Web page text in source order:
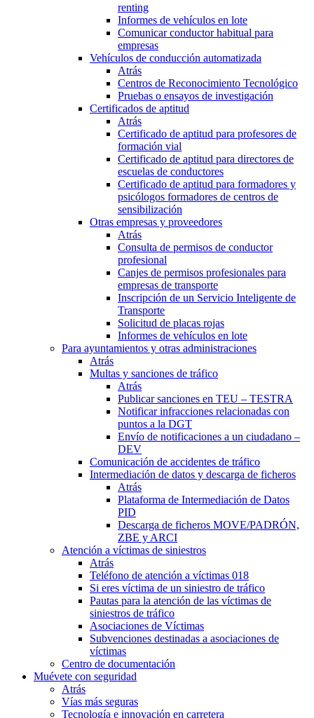
renting
Informes de vehículos en lote
Comunicar conductor habitual para
empresas
Vehículos de conducción automatizada
Atrás
Centros de Reconocimiento Tecnológico
Pruebas o ensayos de investigación
Certificados de aptitud
Atrás
Certificado de aptitud para profesores de
formación vial
Certificado de aptitud para directores de
escuelas de conductores
Certificado de aptitud para formadores y
psicólogos formadores de centros de
sensibilización
Otras empresas y proveedores
Atrás
Consulta de permisos de conductor
profesional
Canjes de permisos profesionales para
empresas de transporte
Inscripción de un Servicio Inteligente de
Transporte
Solicitud de placas rojas
Informes de vehículos en lote
Para ayuntamientos y otras administraciones
Atrás
Multas y sanciones de tráfico
Atrás
Publicar sanciones en TEU – TESTRA
Notificar infracciones relacionadas con
puntos a la DGT
Envío de notificaciones a un ciudadano –
DEV
Comunicación de accidentes de tráfico
Intermediación de datos y descarga de ficheros
Atrás
Plataforma de Intermediación de Datos
PID
Descarga de ficheros MOVE/PADRÓN,
ZBE y ARCI
Atención a víctimas de siniestros
Atrás
Teléfono de atención a víctimas 018
Si eres víctima de un siniestro de tráfico
Pautas para la atención de las víctimas de
siniestros de tráfico
Asociaciones de Víctimas
Subvenciones destinadas a asociaciones de
víctimas
Centro de documentación
Muévete con seguridad
Atrás
Vías más seguras
Tecnología e innovación en carretera